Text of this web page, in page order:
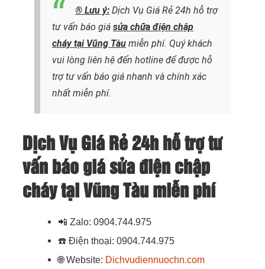
® Lưu ý: Dịch Vụ Giá Rẻ 24h hỗ trợ
tư vấn báo giá sửa chữa điện chập
cháytại Vũng Tàu miễn phí. Quý khách
vui lòng liên hệ đến hotline để được hỗ
trợ tư vấn báo giá nhanh và chính xác
nhất miễn phí.
Dịch Vụ Giá Rẻ 24h hỗ trợ tư
vấn báo giá sửa điện chập
cháy tại Vũng Tàu miễn phí
📲 Zalo: 0904.744.975
☎️ Điện thoại: 0904.744.975
🌐Website: Dichvudiennuochn.com